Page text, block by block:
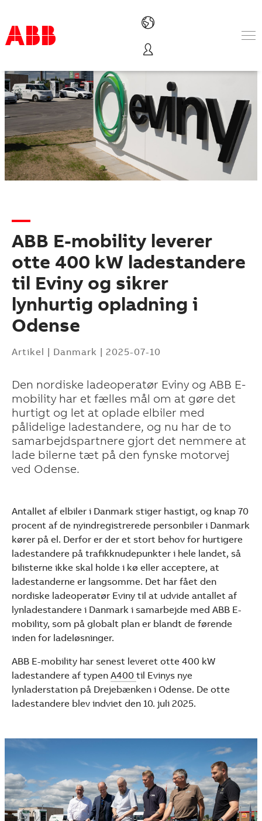
Produkter & løsninger
Industrier
Service
Om ABB
Where to buy
Contact us
Karriere
Products
See more products
Shopping list preview
ABB E-mobility leverer
otte 400 kW ladestandere
til Eviny og sikrer
lynhurtig opladning i
Odense
Artikel | Danmark | 2025-07-10
Den nordiske ladeoperatør Eviny og ABB E-
mobility har et fælles mål om at gøre det
hurtigt og let at oplade elbiler med
pålidelige ladestandere, og nu har de to
samarbejdspartnere gjort det nemmere at
lade bilerne tæt på den fynske motorvej
ved Odense.
Antallet af elbiler i Danmark stiger hastigt, og knap 70
procent af de nyindregistrerede personbiler i Danmark
kører på el. Derfor er der et stort behov for hurtigere
ladestandere på trafikknudepunkter i hele landet, så
bilisterne ikke skal holde i kø eller acceptere, at
ladestanderne er langsomme. Det har fået den
nordiske ladeoperatør Eviny til at udvide antallet af
lynladestandere i Danmark i samarbejde med ABB E-
mobility, som på globalt plan er blandt de førende
inden for ladeløsninger.
ABB E-mobility har senest leveret otte 400 kW
ladestandere af typen A400 til Evinys nye
lynladerstation på Drejebænken i Odense. De otte
ladestandere blev indviet den 10. juli 2025.